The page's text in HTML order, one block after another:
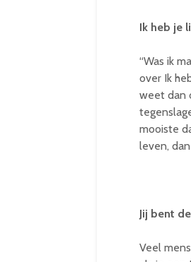
Ik heb je
“Was ik
over Ik
weet dan
mooiste
leven,
Jij bent
Veel